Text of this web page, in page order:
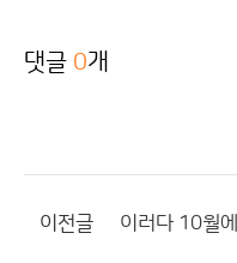
댓글 0개
이전글 이러다 10월